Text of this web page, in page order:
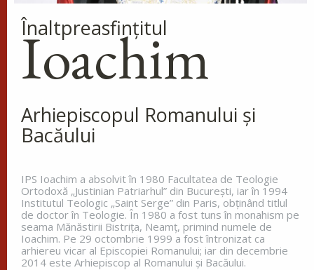
Evanghelia zilei
În vremea aceea s-a apropiat de Iisus un om,
miluiește pe fiul meu, că este lunatic și pătimește
rău, căci adesea cade în...
doxologia.ro
Preia articolele Doxologia în site-ul tău!
Înaltpreasfinţitul
Ioachim
Arhiepiscopul Romanului și
Bacăului
IPS Ioachim a absolvit în 1980 Facultatea de Teologie
Ortodoxă „Justinian Patriarhul” din Bucureşti, iar în 1994
Institutul Teologic „Saint Serge” din Paris, obţinând titlul
de doctor în Teologie. În 1980 a fost tuns în monahism pe
seama Mănăstirii Bistriţa, Neamţ, primind numele de
Ioachim. Pe 29 octombrie 1999 a fost întronizat ca
arhiereu vicar al Episcopiei Romanului; iar din decembrie
2014 este Arhiepiscop al Romanului și Bacăului.